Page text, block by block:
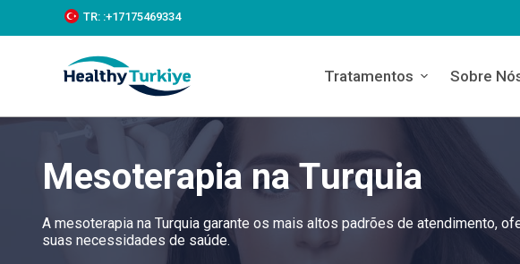
k
c
TR: :+‪17175469334‬
Tratamentos Sobre
Mesoterapia na Turquia
A mesoterapia na Turquia garante os mais altos padrões de atendimento,
suas necessidades de saúde.